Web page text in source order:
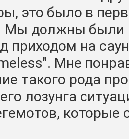
это было в
Мы должны были
приходом на
Мне
такого рода
лозунга
которые